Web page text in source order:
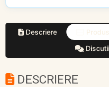
Descriere
DESCRIERE